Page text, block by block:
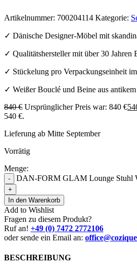
Artikelnummer: 700204114 Kategorie:
✓ Dänische Designer-Möbel mit
✓ Qualitätshersteller mit über 30 Jahren
✓ Stückelung pro Verpackungseinheit
✓ Weißer Bouclé und Beine aus
840€ Ursprünglicher Preis war: 840 €
540 €.
Lieferung ab Mitte September
Vorrätig
Menge:
- DAN-FORM GLAM Lounge Stuhl
+
In den Warenkorb
Add to Wishlist
Fragen zu diesem Produkt?
Ruf an! +49 (0) 7472 2772106
oder sende ein Email an:
BESCHREIBUNG